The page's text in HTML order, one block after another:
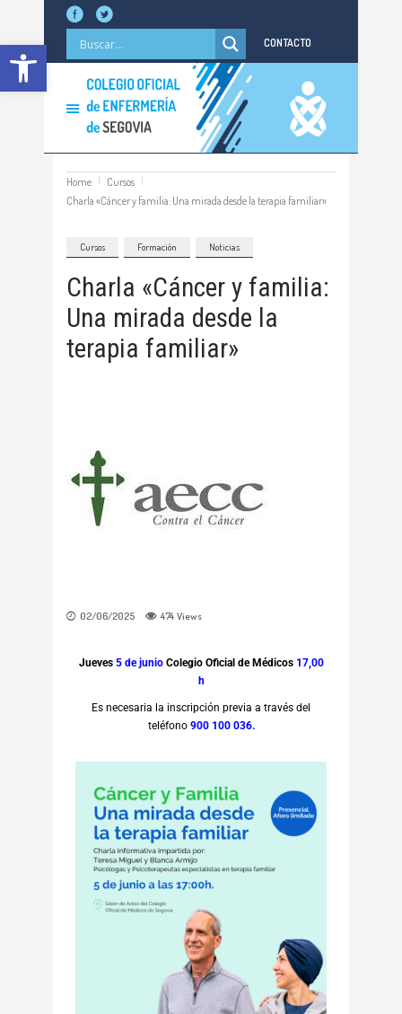
Abrir barra de herramientas CONTACTO
Home
Cursos
Charla «Cáncer y familia: Una mirada desde la terapia familiar»
Cursos Formación Noticias
Charla «Cáncer y familia:
Una mirada desde la
terapia familiar»
02/06/2025 474 Views
Jueves 5 de junioColegio Oficial de Médicos 17,00
h
Es necesaria la inscripción previa a través del
teléfono 900 100 036.